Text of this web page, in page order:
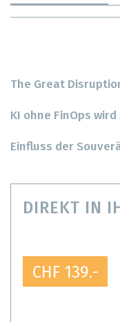
The Great
KI ohne FinOps
Einfluss der
DIREKT IN
CHF 139.-